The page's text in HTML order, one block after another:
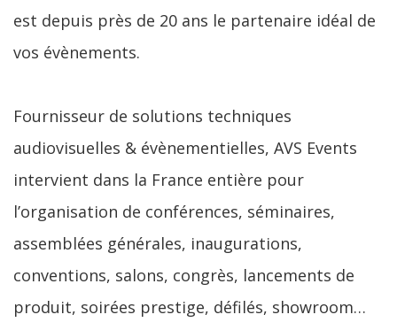
est depuis près de 20 ans le partenaire idéal de
vos évènements.
Fournisseur de solutions techniques
audiovisuelles & évènementielles, AVS Events
intervient dans la France entière pour
l’organisation de conférences, séminaires,
assemblées générales, inaugurations,
conventions, salons, congrès, lancements de
produit, soirées prestige, défilés, showroom…